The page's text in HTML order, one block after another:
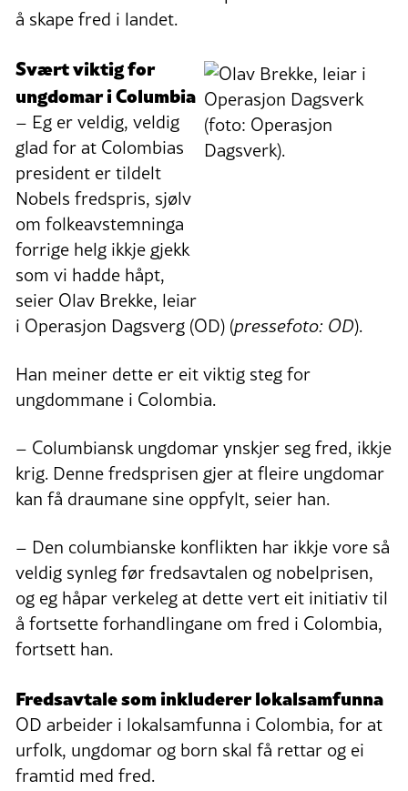
å skape fred i landet.
Svært viktig for
ungdomar i Columbia
– Eg er veldig, veldig
glad for at Colombias
president er tildelt
Nobels fredspris, sjølv
om folkeavstemninga
forrige helg ikkje gjekk
som vi hadde håpt,
seier Olav Brekke, leiar
i Operasjon Dagsverg (OD) (pressefoto: OD).
Han meiner dette er eit viktig steg for
ungdommane i Colombia.
– Columbiansk ungdomar ynskjer seg fred, ikkje
krig. Denne fredsprisen gjer at fleire ungdomar
kan få draumane sine oppfylt, seier han.
– Den columbianske konflikten har ikkje vore så
veldig synleg før fredsavtalen og nobelprisen,
og eg håpar verkeleg at dette vert eit initiativ til
å fortsette forhandlingane om fred i Colombia,
fortsett han.
Fredsavtale som inkluderer lokalsamfunna
OD arbeider i lokalsamfunna i Colombia, for at
urfolk, ungdomar og born skal få rettar og ei
framtid med fred.